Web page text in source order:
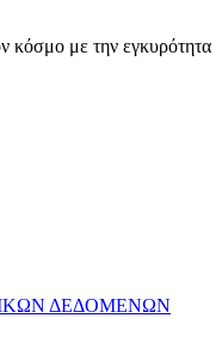
κόσμο με την εγκυρότητα
ΔΕΔΟΜΕΝΩΝ